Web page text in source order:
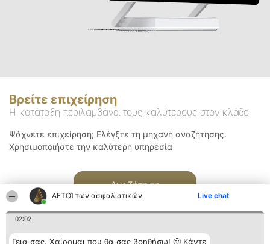
ΑΕΤΟΊ των ασφαλιστικών Live chat
02:02
Γεια σας. Χαίρομαι που θα σας βοηθήσω! 🙂 Κάντε
Βρείτε επιχείρηση
Η κατάταξη περιλαμβάνει τους καλύτερους στον κλάδο
Ψάχνετε επιχείρηση; Ελέγξτε τη μηχανή αναζήτησης.
Χρησιμοποιήστε την καλύτερη υπηρεσία
Αναζήτηση